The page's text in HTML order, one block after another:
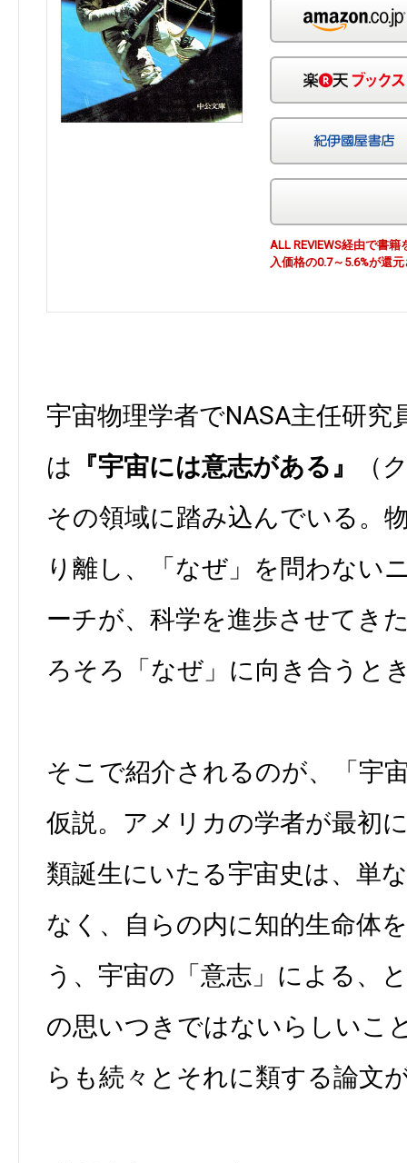
ALL REVIEWS経由で書
入価格の0.7～5.6%が還
宇宙物理学者でNASA主任研究
は 『宇宙には意志がある』
（
その領域に踏み込んでいる。
り離し、「なぜ」を問わない
ーチが、科学を進歩させてき
ろそろ「なぜ」に向き合うと
そこで紹介されるのが、「宇
仮説。アメリカの学者が最初
類誕生にいたる宇宙史は、単
なく、自らの内に知的生命体
う、宇宙の「意志」による、
の思いつきではないらしいこ
らも続々とそれに類する論文